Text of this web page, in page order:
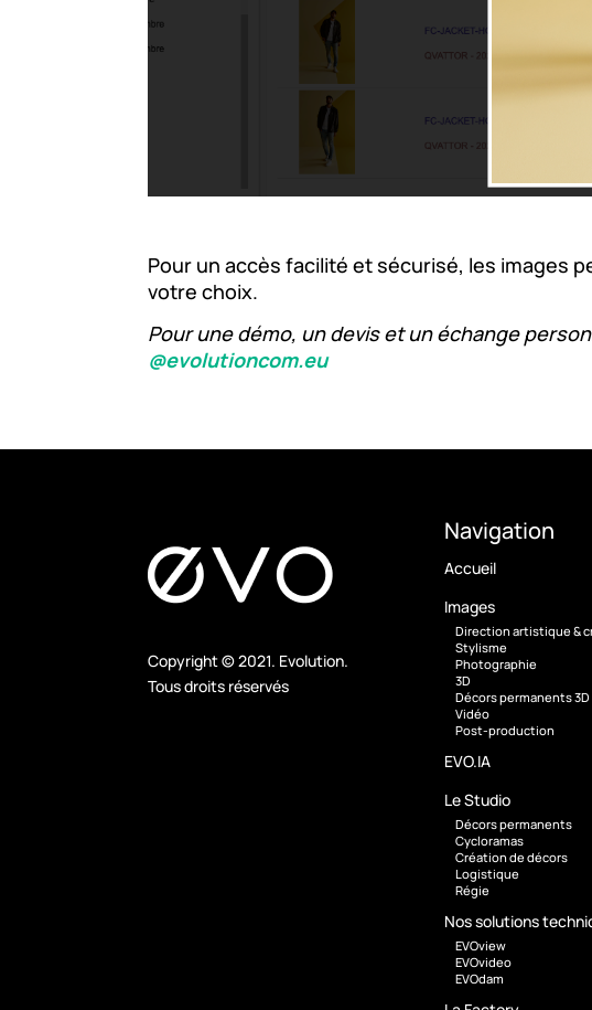
Pour un accès facilité et sécurisé, les images
votre choix.
Pour une démo, un devis et un échange
@evolutioncom.eu
Copyright © 2021. Evolution.
Tous droits réservés
Navigation
Accueil
Images
Direction artistique &
Stylisme
Photographie
3D
Décors permanents 3D
Vidéo
Post-production
EVO.IA
Le Studio
Décors permanents
Cycloramas
Création de décors
Logistique
Régie
Nos solutions
EVOview
EVOvideo
EVOdam